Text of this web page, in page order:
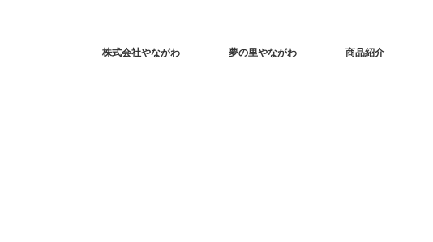
株式会社やながわ 夢の里やながわ 商品紹介